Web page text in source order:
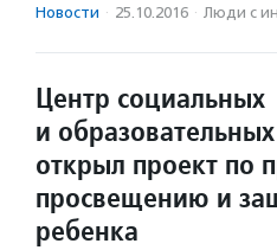
Новости · 25.10.2016 · Люди с
Центр социальных
и
открыл проект по
просвещению и
ребенка